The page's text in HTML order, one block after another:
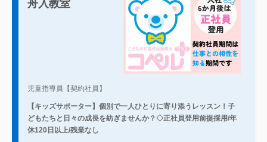
舟入教室
児童指導員【契約社員】
【キッズサポーター】個別で一人ひとりに寄り添うレッスン！子
どもたちと日々の成長を紡ぎませんか？◇正社員登用前提採用/年
休120日以上/残業なし